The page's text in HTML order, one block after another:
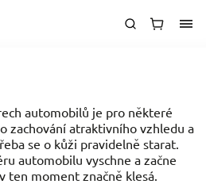
automobilů je pro některé
zachování atraktivního vzhledu a
se o kůži pravidelně starat.
automobilu vyschne a začne
ten moment značně klesá.